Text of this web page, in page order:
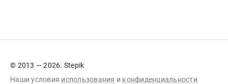
© 2013 — 2026. Stepik
Наши условия использования и конфиденциальности